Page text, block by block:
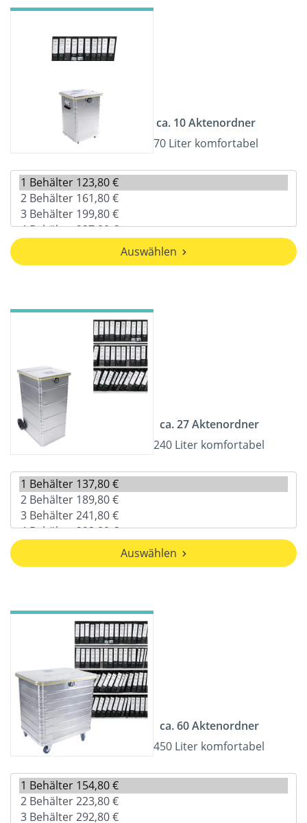
ca. 10 Aktenordner
70 Liter komfortabel
Auswählen
ca. 27 Aktenordner
240 Liter komfortabel
Auswählen
ca. 60 Aktenordner
450 Liter komfortabel